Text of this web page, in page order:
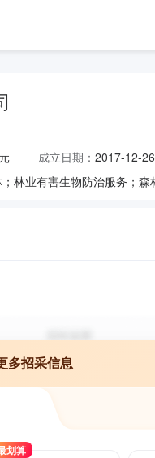
成立日期： 2017-12-26
多招采信息
划算